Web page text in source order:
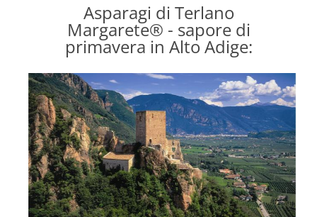
Asparagi di Terlano
Margarete® - sapore di
primavera in Alto Adige: